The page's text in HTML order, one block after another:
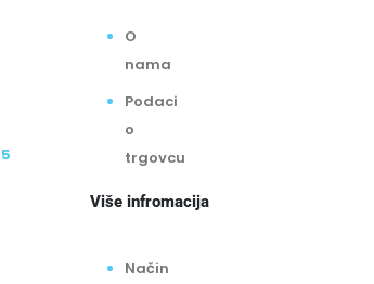
O
nama
Podaci
o
trgovcu
Više infromacija
Način